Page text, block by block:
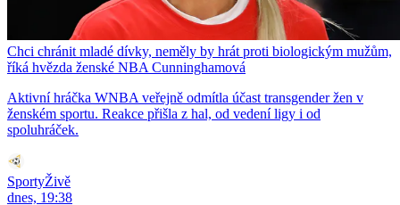
Chci chránit mladé dívky, neměly by hrát proti biologickým mužům,
říká hvězda ženské NBA Cunninghamová
Aktivní hráčka WNBA veřejně odmítla účast transgender žen v
ženském sportu. Reakce přišla z hal, od vedení ligy i od
spoluhráček.
SportyŽivě
dnes, 19:38